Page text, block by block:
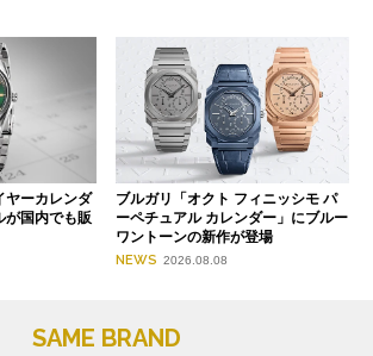
ヤーカレンダ
が国内でも販
ブルガリ「オクト フィニッシモ パ
ーペチュアル カレンダー」にブルー
ワントーンの新作が登場
NEWS 2026.08.08
SAME BRAND